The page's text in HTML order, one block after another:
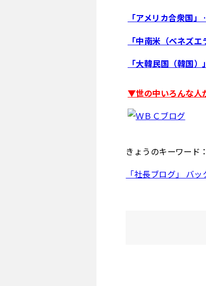
「アメリカ合衆国
「中南米（ベネズ
「大韓民国（韓国
▼世の中いろんな
きょうのキーワード：
「社長ブログ」 バ